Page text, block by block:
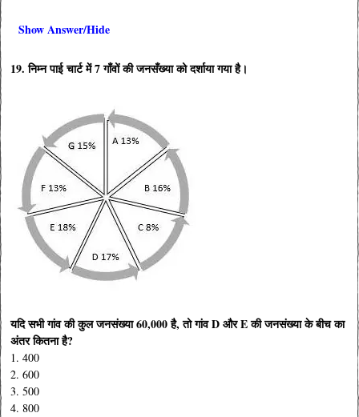
Show Answer/Hide
19. निम्न पाई चार्ट में 7 गाँवों की जनसँख्या को दर्शाया गया है।
यदि सभी गांव की कुल जनसंख्या 60,000 है, तो गांव D और E की जनसंख्या के बीच का
अंतर कितना है?
1. 400
2. 600
3. 500
4. 800